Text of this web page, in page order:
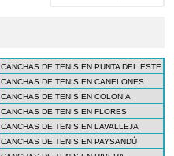
CANCHAS DE TENIS EN PUNTA DEL ESTE
CANCHAS DE TENIS EN CANELONES
CANCHAS DE TENIS EN COLONIA
CANCHAS DE TENIS EN FLORES
CANCHAS DE TENIS EN LAVALLEJA
CANCHAS DE TENIS EN PAYSANDÚ